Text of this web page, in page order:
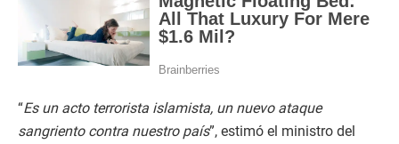
“Es un acto terrorista islamista, un nuevo ataque
sangriento contra nuestro país”, estimó el ministro del